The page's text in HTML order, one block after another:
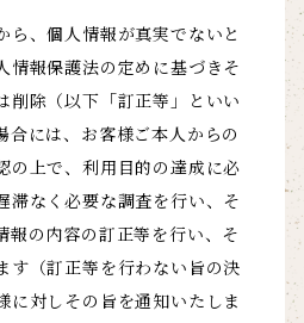
ら、個人情報が真実でないと
情報保護法の定めに基づきそ
削除（以下「訂正等」といい
合には、お客様ご本人からの
の上で、利用目的の達成に必
滞なく必要な調査を行い、そ
報の内容の訂正等を行い、そ
す（訂正等を行わない旨の決
に対しその旨を通知いたしま